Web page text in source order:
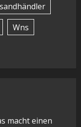
Wns
macht einen